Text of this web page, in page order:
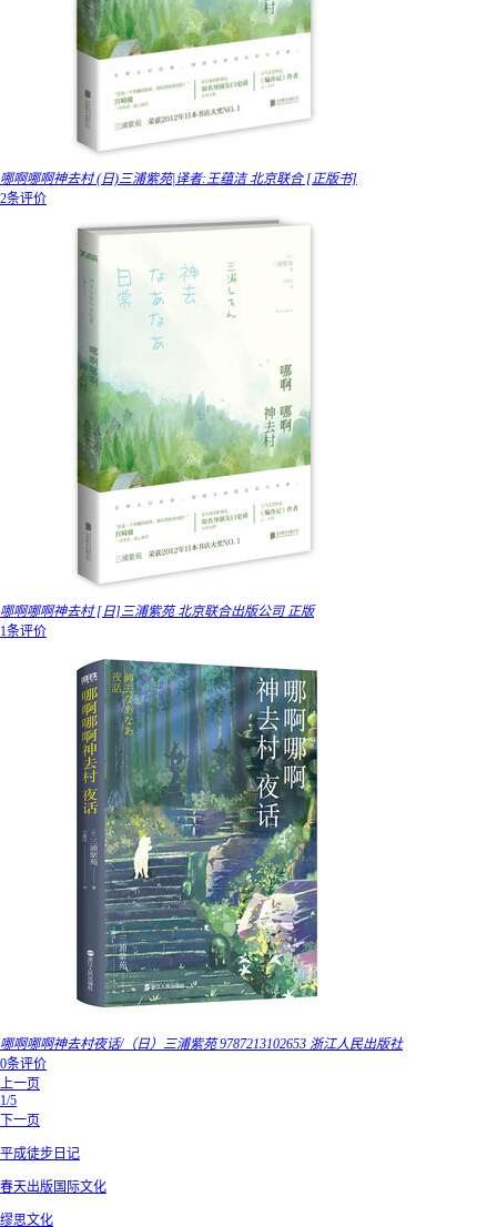
哪啊哪啊神去村 (日)三浦紫苑|译者:王蕴洁 北京联合 [正版书]
2条评价
哪啊哪啊神去村 [日]三浦紫苑 北京联合出版公司 正版
1条评价
哪啊哪啊神去村夜话/（日）三浦紫苑 9787213102653 浙江人民出版社
0条评价
上一页
1/5
下一页
平成徒步日记
春天出版国际文化
缪思文化